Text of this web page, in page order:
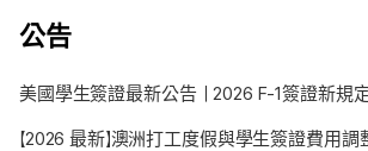
公告